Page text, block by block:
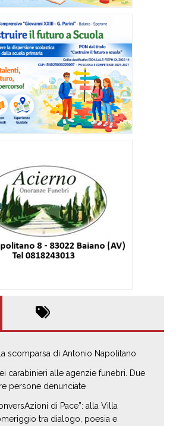
scomparsa di Antonio Napolitano
carabinieri alle agenzie funebri. Due
persone denunciate
di Pace”: alla Villa
tra dialogo, poesia e